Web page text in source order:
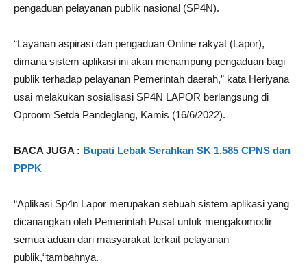
pengaduan pelayanan publik nasional (SP4N).
“Layanan aspirasi dan pengaduan Online rakyat (Lapor),
dimana sistem aplikasi ini akan menampung pengaduan bagi
publik terhadap pelayanan Pemerintah daerah,” kata Heriyana
usai melakukan sosialisasi SP4N LAPOR berlangsung di
Oproom Setda Pandeglang, Kamis (16/6/2022).
BACA JUGA : Bupati Lebak Serahkan SK 1.585 CPNS dan
PPPK
“Aplikasi Sp4n Lapor merupakan sebuah sistem aplikasi yang
dicanangkan oleh Pemerintah Pusat untuk mengakomodir
semua aduan dari masyarakat terkait pelayanan
publik,“tambahnya.